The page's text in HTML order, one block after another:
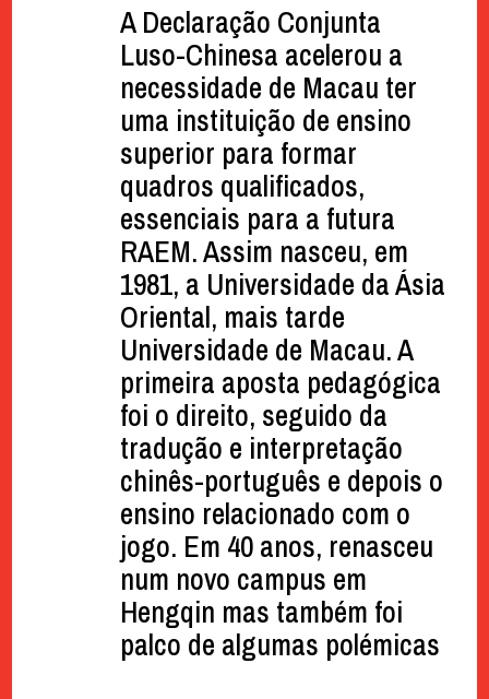
A Declaração Conjunta
Luso-Chinesa acelerou a
necessidade de Macau ter
uma instituição de ensino
superior para formar
quadros qualificados,
essenciais para a futura
RAEM. Assim nasceu, em
1981, a Universidade da Ásia
Oriental, mais tarde
Universidade de Macau. A
primeira aposta pedagógica
foi o direito, seguido da
tradução e interpretação
chinês-português e depois o
ensino relacionado com o
jogo. Em 40 anos, renasceu
num novo campus em
Hengqin mas também foi
palco de algumas polémicas